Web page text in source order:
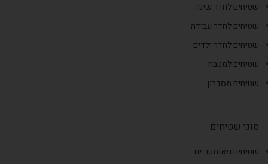
שטיחים לחדר שינה
שטיחים לחדר עבודה
שטיחים לחדר ילדים
שטיחים למטבח
שטיחים מסדרון
סוגי שטיחים
שטיחים גיאומטריים